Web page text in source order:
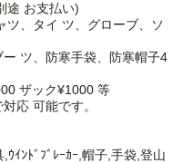
途 お支払い)
ツ、タイ ツ、グローブ、ソ
ツ、防寒手袋、防寒帽子4
ザック¥1000 等
応 可能です。
ｲﾝﾄﾞﾌﾞﾚｰｶｰ,帽子,手袋,登山